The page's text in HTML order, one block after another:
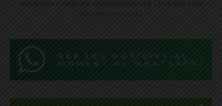
equip dels estudiants així com fomentar l’escriptura i la
literatura en català
REP LES NOTÍCIES AL
MOMENT AL WHATSAPP!